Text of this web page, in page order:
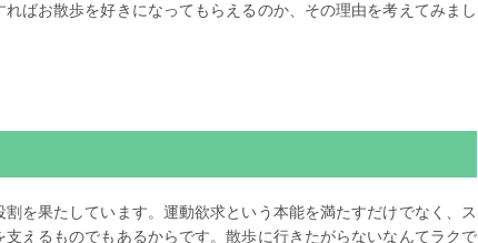
ばお散歩を好きになってもらえるのか、その理由を考えてみまし
を果たしています。運動欲求という本能を満たすだけでなく、ス
えるものでもあるからです。散歩に行きたがらないなんてラクで